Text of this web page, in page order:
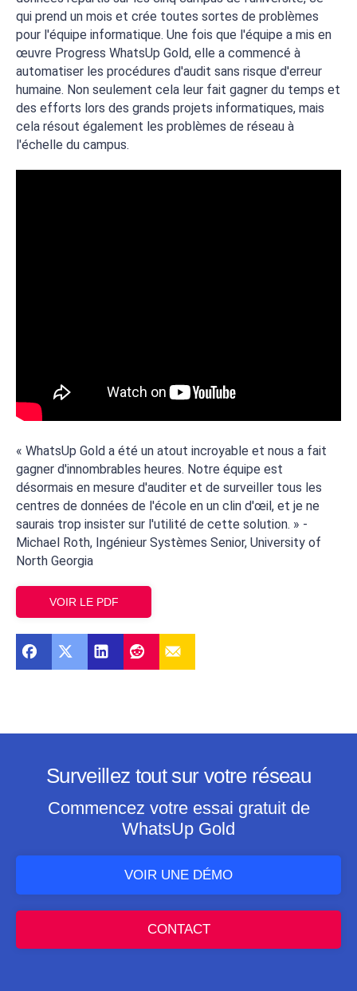
qui prend un mois et crée toutes sortes de problèmes
pour l'équipe informatique. Une fois que l'équipe a mis en
œuvre Progress WhatsUp Gold, elle a commencé à
automatiser les procédures d'audit sans risque d'erreur
humaine. Non seulement cela leur fait gagner du temps et
des efforts lors des grands projets informatiques, mais
cela résout également les problèmes de réseau à
l'échelle du campus.
« WhatsUp Gold a été un atout incroyable et nous a fait
gagner d'innombrables heures. Notre équipe est
désormais en mesure d'auditer et de surveiller tous les
centres de données de l'école en un clin d'œil, et je ne
saurais trop insister sur l'utilité de cette solution. » -
Michael Roth, Ingénieur Systèmes Senior, University of
North Georgia
VOIR LE PDF
Surveillez tout sur votre réseau
Commencez votre essai gratuit de
WhatsUp Gold
VOIR UNE DÉMO
CONTACT